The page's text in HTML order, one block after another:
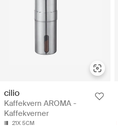
cilio
Kaffekvern AROMA -
Kaffekverner
21X 5CM